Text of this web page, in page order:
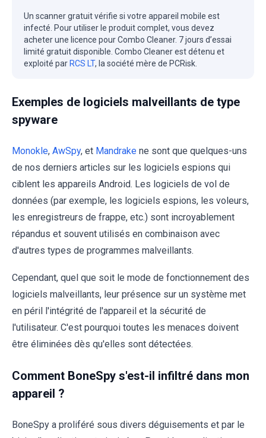
Un scanner gratuit vérifie si votre appareil mobile est
infecté. Pour utiliser le produit complet, vous devez
acheter une licence pour Combo Cleaner. 7 jours d’essai
limité gratuit disponible. Combo Cleaner est détenu et
exploité par RCS LT, la société mère de PCRisk.
Exemples de logiciels malveillants de type
spyware
Monokle, AwSpy, et Mandrake ne sont que quelques-uns
de nos derniers articles sur les logiciels espions qui
ciblent les appareils Android. Les logiciels de vol de
données (par exemple, les logiciels espions, les voleurs,
les enregistreurs de frappe, etc.) sont incroyablement
répandus et souvent utilisés en combinaison avec
d'autres types de programmes malveillants.
Cependant, quel que soit le mode de fonctionnement des
logiciels malveillants, leur présence sur un système met
en péril l'intégrité de l'appareil et la sécurité de
l'utilisateur. C'est pourquoi toutes les menaces doivent
être éliminées dès qu'elles sont détectées.
Comment BoneSpy s'est-il infiltré dans mon
appareil ?
BoneSpy a proliféré sous divers déguisements et par le